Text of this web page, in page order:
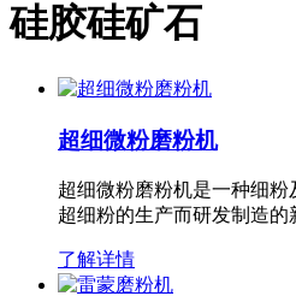
硅胶硅矿石
超细微粉磨粉机
超细微粉磨粉机是一种细
超细粉的生产而研发制造
了解详情